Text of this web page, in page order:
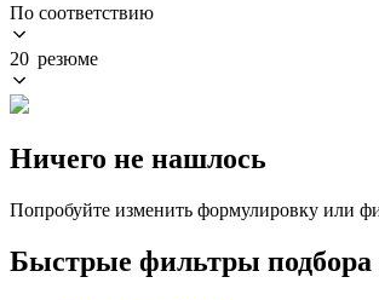
По соответствию
20 резюме
Ничего не нашлось
Попробуйте изменить формулировку или
Быстрые фильтры подбора